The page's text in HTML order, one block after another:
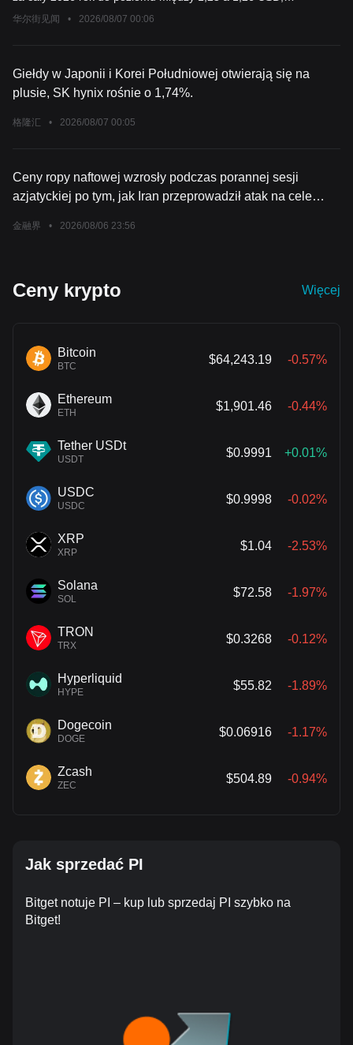
przewyższając wcześniejsze szacunki wynoszące 1,19–1,20 USD
decyzja o redukcji jednej piątej zatrudnienia i przejściu na
strategię operacyjną z priorytetem AI nie wpłynęła negatywnie na
wzrost firmy.
华尔街见闻 • 2026/08/07 00:06
Giełdy w Japonii i Korei Południowej otwierają się na
plusie, SK hynix rośnie o 1,74%.
格隆汇 • 2026/08/07 00:05
Ceny ropy naftowej wzrosły podczas porannej sesji
azjatyckiej po tym, jak Iran przeprowadził atak na cele
金融界 • 2026/08/06 23:56
Ceny krypto Więcej
Bitcoin
BTC
$64,243.19 -0.57%
Ethereum
ETH
$1,901.46 -0.44%
Tether USDt
USDT
$0.9991 +0.01%
USDC
USDC
$0.9998 -0.02%
XRP
XRP
$1.04 -2.53%
Solana
SOL
$72.58 -1.97%
TRON
TRX
$0.3268 -0.12%
Hyperliquid
HYPE
$55.82 -1.89%
Dogecoin
DOGE
$0.06916 -1.17%
Zcash
ZEC
$504.89 -0.94%
Jak sprzedać PI
Bitget notuje PI – kup lub sprzedaj PI szybko na
Bitget!